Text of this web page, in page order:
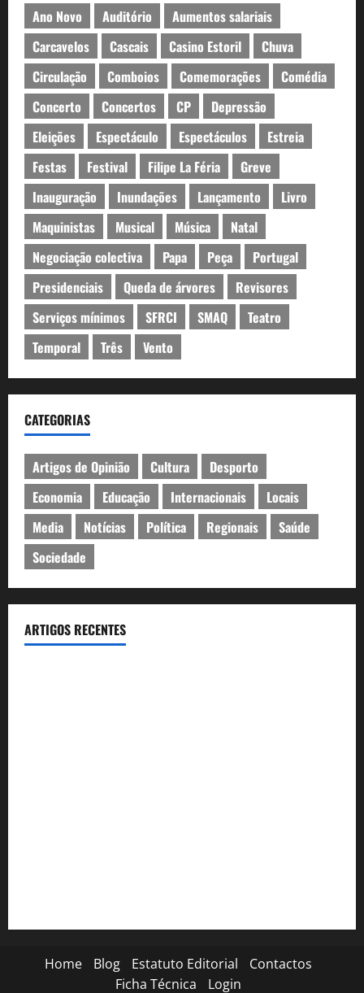
Ano Novo Auditório
Aumentos salariais
Carcavelos
Cascais Casino Estoril
Chuva
Circulação
Comboios Comemorações
Comédia
Concerto
Concertos CP
Depressão
Eleições
Espectáculo Espectáculos
Estreia
Festas
Festival Filipe La Féria
Greve
Inauguração
Inundações Lançamento
Livro
Maquinistas
Musical Música
Natal
Negociação colectiva
Papa Peça
Portugal
Presidenciais
Queda de árvores
Revisores
Serviços mínimos
SFRCI SMAQ
Teatro
Temporal
Três Vento
CATEGORIAS
Artigos de Opinião Cultura
Desporto
Economia
Educação Internacionais
Locais
Media
Notícias Política Regionais
Saúde
Sociedade
ARTIGOS RECENTES
Home Blog Estatuto Editorial
Contactos
Ficha Técnica
Login